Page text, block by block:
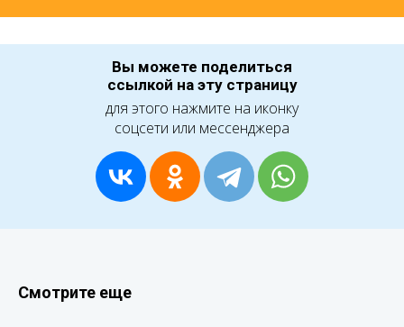
Вы можете поделиться
ссылкой на эту страницу
для этого нажмите на иконку
соцсети или мессенджера
Смотрите еще